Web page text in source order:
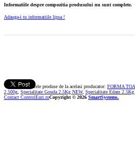
Informatiile despre compozitia produsului nu sunt complete.
Adauga-i tu informatiile lipsa !
Vezi si urmatoarele produse de la acelasi producator: FORMA
2,500g Specialitate Gouda 2.5Kg NEW, Specialitate Edam
Contact ControlEuri.roCopyright © 2026 SmartSystems.